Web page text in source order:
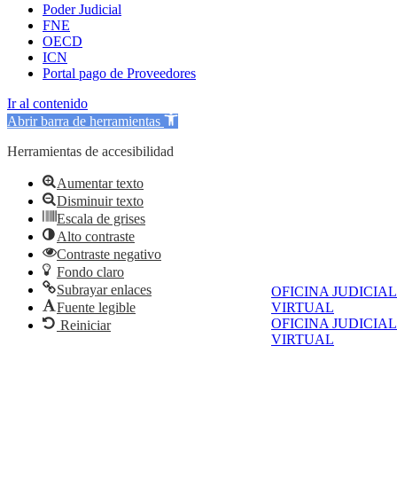
OFICINA JUDICIAL
VIRTUAL
OFICINA JUDICIAL
VIRTUAL
Poder Judicial
FNE
OECD
ICN
Portal pago de Proveedores
Ir al contenido
Abrir barra de herramientas
Herramientas de accesibilidad
Aumentar texto
Disminuir texto
Escala de grises
Alto contraste
Contraste negativo
Fondo claro
Subrayar enlaces
Fuente legible
Reiniciar